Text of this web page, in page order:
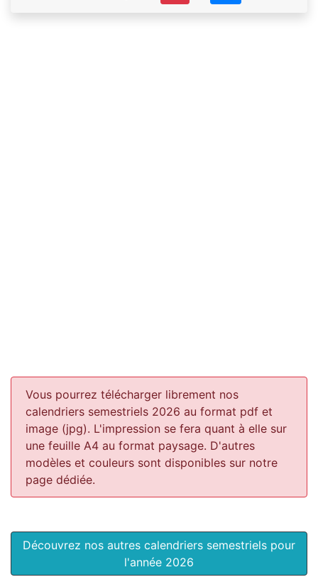
Vous pourrez télécharger librement nos
calendriers semestriels 2026 au format pdf et
image (jpg). L'impression se fera quant à elle sur
une feuille A4 au format paysage. D'autres
modèles et couleurs sont disponibles sur notre
page dédiée.
Découvrez nos autres calendriers semestriels pour
l'année 2026